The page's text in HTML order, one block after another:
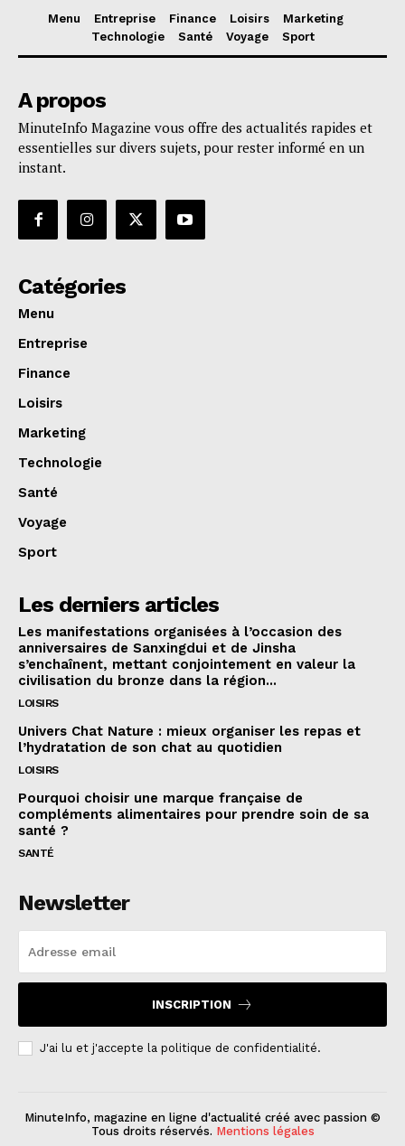
Menu Entreprise Finance Loisirs
Marketing
Technologie
Santé Voyage Sport
A propos
MinuteInfo Magazine vous offre des actualités rapides et
essentielles sur divers sujets, pour rester informé en un
instant.
Catégories
Menu
Entreprise
Finance
Loisirs
Marketing
Technologie
Santé
Voyage
Sport
Les derniers articles
Les manifestations organisées à l’occasion des
anniversaires de Sanxingdui et de Jinsha
s’enchaînent, mettant conjointement en valeur la
civilisation du bronze dans la région...
LOISIRS
Univers Chat Nature : mieux organiser les repas et
l’hydratation de son chat au quotidien
LOISIRS
Pourquoi choisir une marque française de
compléments alimentaires pour prendre soin de sa
santé ?
SANTÉ
Newsletter
INSCRIPTION
J'ai lu et j'accepte la politique de confidentialité.
MinuteInfo, magazine en ligne d'actualité créé avec passion ©
Tous droits réservés. Mentions légales